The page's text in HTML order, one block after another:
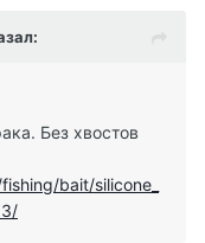
Без хвостов
bait/silicone_